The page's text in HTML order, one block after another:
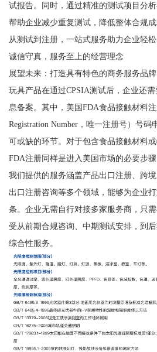
试报告。同时，通过精准的测试项目分
帮助企业减少重复测试，降低整体合规成
从测试到注册，一站式服务助力企业轻
诚信守真，服务至上的经营理念
展望未来：打造具有特色的商务服务品牌
玩具产品在通过CPSIA测试后，企业还
息备案。其中，美国FDA食品接触材料
Registration Number，唯一注册号）号
可或缺的环节。对于包含食品接触材料
FDA注册同样是进入美国市场的必要步骤
我们提供的服务涵盖产品出口注册、跨
出口注册咨询等多个领域，能够为企业
条。企业无需自行对接多家服务商，只
受从前期合规咨询、中期测试安排，到
综合性服务。